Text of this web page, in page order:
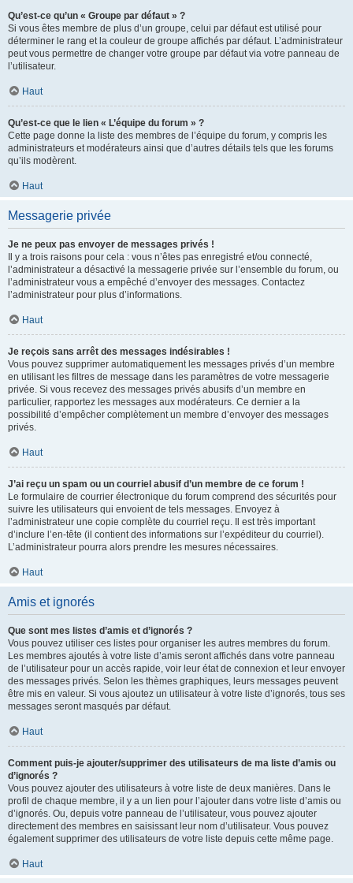
Qu’est-ce qu’un « Groupe par défaut » ?
Si vous êtes membre de plus d’un groupe, celui par défaut est utilisé pour
déterminer le rang et la couleur de groupe affichés par défaut. L’administrateur
peut vous permettre de changer votre groupe par défaut via votre panneau de
l’utilisateur.
Haut
Qu’est-ce que le lien « L’équipe du forum » ?
Cette page donne la liste des membres de l’équipe du forum, y compris les
administrateurs et modérateurs ainsi que d’autres détails tels que les forums
qu’ils modèrent.
Haut
Messagerie privée
Je ne peux pas envoyer de messages privés !
Il y a trois raisons pour cela : vous n’êtes pas enregistré et/ou connecté,
l’administrateur a désactivé la messagerie privée sur l’ensemble du forum, ou
l’administrateur vous a empêché d’envoyer des messages. Contactez
l’administrateur pour plus d’informations.
Haut
Je reçois sans arrêt des messages indésirables !
Vous pouvez supprimer automatiquement les messages privés d’un membre
en utilisant les filtres de message dans les paramètres de votre messagerie
privée. Si vous recevez des messages privés abusifs d’un membre en
particulier, rapportez les messages aux modérateurs. Ce dernier a la
possibilité d’empêcher complètement un membre d’envoyer des messages
privés.
Haut
J’ai reçu un spam ou un courriel abusif d’un membre de ce forum !
Le formulaire de courrier électronique du forum comprend des sécurités pour
suivre les utilisateurs qui envoient de tels messages. Envoyez à
l’administrateur une copie complète du courriel reçu. Il est très important
d’inclure l’en-tête (il contient des informations sur l’expéditeur du courriel).
L’administrateur pourra alors prendre les mesures nécessaires.
Haut
Amis et ignorés
Que sont mes listes d’amis et d’ignorés ?
Vous pouvez utiliser ces listes pour organiser les autres membres du forum.
Les membres ajoutés à votre liste d’amis seront affichés dans votre panneau
de l’utilisateur pour un accès rapide, voir leur état de connexion et leur envoyer
des messages privés. Selon les thèmes graphiques, leurs messages peuvent
être mis en valeur. Si vous ajoutez un utilisateur à votre liste d’ignorés, tous ses
messages seront masqués par défaut.
Haut
Comment puis-je ajouter/supprimer des utilisateurs de ma liste d’amis ou
d’ignorés ?
Vous pouvez ajouter des utilisateurs à votre liste de deux manières. Dans le
profil de chaque membre, il y a un lien pour l’ajouter dans votre liste d’amis ou
d’ignorés. Ou, depuis votre panneau de l’utilisateur, vous pouvez ajouter
directement des membres en saisissant leur nom d’utilisateur. Vous pouvez
également supprimer des utilisateurs de votre liste depuis cette même page.
Haut